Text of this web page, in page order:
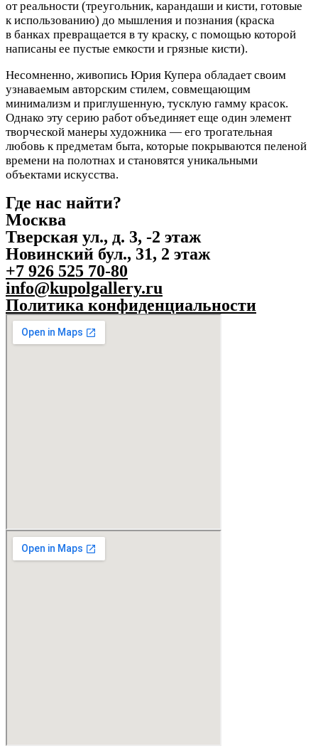
от реальности (треугольник, карандаши и кисти, готовые
к использованию) до мышления и познания (краска
в банках превращается в ту краску, с помощью которой
написаны ее пустые емкости и грязные кисти).
Несомненно, живопись Юрия Купера обладает своим
узнаваемым авторским стилем, совмещающим
минимализм и приглушенную, тусклую гамму красок.
Однако эту серию работ объединяет еще один элемент
творческой манеры художника — его трогательная
любовь к предметам быта, которые покрываются пеленой
времени на полотнах и становятся уникальными
объектами искусства.
Где нас найти?
Москва
Тверская ул., д. 3, -2 этаж
Новинский бул., 31, 2 этаж
+7 926 525 70-80
info@kupolgallery.ru
Политика конфиденциальности